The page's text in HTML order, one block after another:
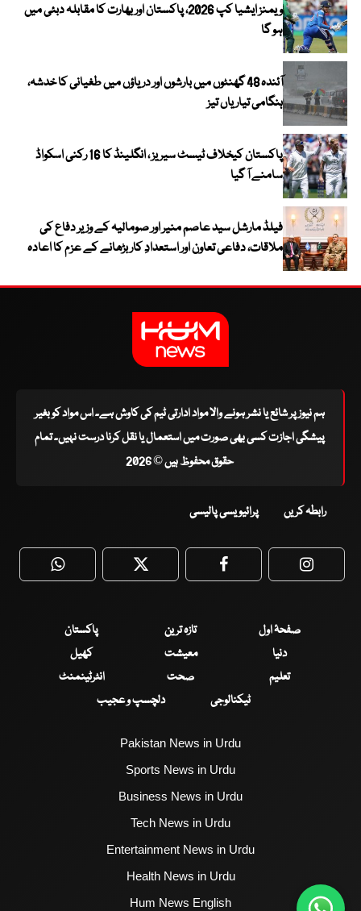
ویمنز ایشیا کپ 2026، پاکستان اور بھارت کا مقابلہ دبئی میں
ہو گا
آئندہ 48 گھنٹوں میں بارشوں اور دریاؤں میں طغیانی کا خدشہ،
ہنگامی تیاریاں تیز
پاکستان کیخلاف ٹیسٹ سیریز ، انگلینڈ کا 16 رکنی اسکواڈ
سامنے آ گیا
فیلڈ مارشل سید عاصم منیر اور صومالیہ کے وزیر دفاع کی
ملاقات، دفاعی تعاون اور استعدادِ کار بڑھانے کے عزم کا اعادہ
ہم نیوز پر شائع یا نشر ہونے والا مواد ادارتی ٹیم کی کاوش ہے۔ اس مواد کو بغیر
پیشگی اجازت کسی بھی صورت میں استعمال یا نقل کرنا درست نہیں۔ تمام
حقوق محفوظ ہیں © 2026
رابطہ کریں پرائیویسی پالیسی
WhatsApp Twitter Facebook
صفحۂ اول تازہ ترین
پاکستان
دنیا
معیشت
کھیل
تعلیم
صحت
انٹرٹینمنٹ
ٹیکنالوجی
دلچسپ و عجیب
Pakistan News in Urdu
Sports News in Urdu
Business News in Urdu
Tech News in Urdu
Entertainment News in Urdu
Health News in Urdu
Hum News English